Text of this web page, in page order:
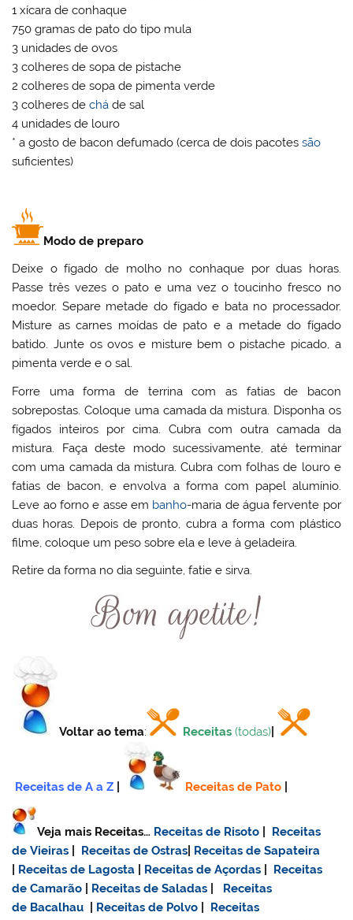
1 xícara de conhaque
750 gramas de pato do tipo mula
3 unidades de ovos
3 colheres de sopa de pistache
2 colheres de sopa de pimenta verde
3 colheres dechá de sal
4 unidades de louro
* a gosto de bacon defumado (cerca de dois pacotessão
suficientes)
Modo de preparo
Deixe o fígado de molho no conhaque por duas horas.
Passe três vezes o pato e uma vez o toucinho fresco no
moedor. Separe metade do fígado e bata no processador.
Misture as carnes moídas de pato e a metade do fígado
batido. Junte os ovos e misture bem o pistache picado, a
pimenta verde e o sal.
Forre uma forma de terrina com as fatias de bacon
sobrepostas. Coloque uma camada da mistura. Disponha os
fígados inteiros por cima. Cubra com outra camada da
mistura. Faça deste modo sucessivamente, até terminar
com uma camada da mistura. Cubra com folhas de louro e
fatias de bacon, e envolva a forma com papel alumínio.
Leve ao forno e asse em banho-maria de água fervente por
duas horas. Depois de pronto, cubra a forma com plástico
filme, coloque um peso sobre ela e leve à geladeira.
Retire da forma no dia seguinte, fatie e sirva.
Voltar ao tema: Receitas (todas)
Receitas de A a Z Receitas de Pato
Veja mais Receitas… Receitas de Risoto
Receitas
de Vieiras
Receitas de Ostras Receitas de Sapateira
Receitas de Lagosta Receitas de Açordas
Receitas
de Camarão
Receitas de Saladas
Receitas
de Bacalhau
Receitas de Polvo
Receitas